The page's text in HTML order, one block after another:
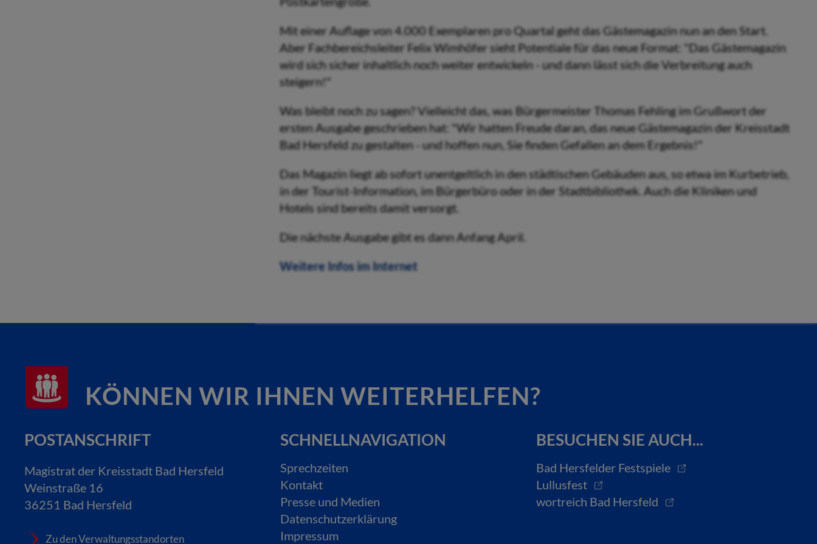
Mit einer Auflage von 4.000 Exemplaren pro Quartal geht das Gästemagazin nun an den Start.
Aber Fachbereichsleiter Felix Wimhöfer sieht Potentiale für das neue Format: "Das Gästemagazin
wird sich sicher inhaltlich noch weiter entwickeln - und dann lässt sich die Verbreitung auch
steigern!"
Was bleibt noch zu sagen? Vielleicht das, was Bürgermeister Thomas Fehling im Grußwort der
ersten Ausgabe geschrieben hat: "Wir hatten Freude daran, das neue Gästemagazin der Kreisstadt
Bad Hersfeld zu gestalten - und hoffen nun, Sie finden Gefallen an dem Ergebnis!"
Das Magazin liegt ab sofort unentgeltlich in den städtischen Gebäuden aus, so etwa im Kurbetrieb,
in der Tourist-Information, im Bürgerbüro oder in der Stadtbibliothek. Auch die Kliniken und
Hotels sind bereits damit versorgt.
Die nächste Ausgabe gibt es dann Anfang April.
Weitere Infos im Internet
KÖNNEN WIR IHNEN WEITERHELFEN?
POSTANSCHRIFT
Magistrat der Kreisstadt Bad Hersfeld
Weinstraße 16
36251 Bad Hersfeld
Zu den Verwaltungsstandorten
SCHNELLNAVIGATION
Sprechzeiten
Kontakt
Presse und Medien
Datenschutzerklärung
Impressum
BESUCHEN SIE AUCH...
Bad Hersfelder Festspiele
Lullusfest
wortreich Bad Hersfeld